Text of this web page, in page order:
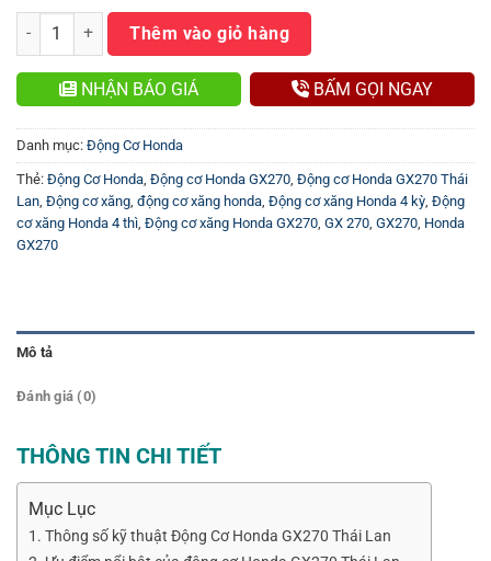
Động cơ Honda GX270 Thái Lan số lượng
Thêm vào giỏ hàng
NHẬN BÁO GIÁ BẤM GỌI NGAY
Danh mục: Động Cơ Honda
Thẻ: Động Cơ Honda Động cơ Honda GX270 Động cơ Honda GX270 Thái
Lan Động cơ xăng động cơ xăng honda Động cơ xăng Honda 4 kỳ Động
cơ xăng Honda 4 thì Động cơ xăng Honda GX270 GX 270 GX270 Honda
GX270
Mô tả
Đánh giá (0)
THÔNG TIN CHI TIẾT
Mục Lục
1. Thông số kỹ thuật Động Cơ Honda GX270 Thái Lan